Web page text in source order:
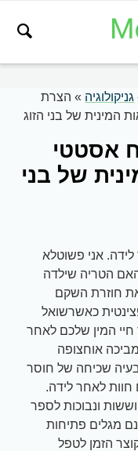
גניקולוגיה » הצרת
המינית של בני הזוג
אסטטי
של בני
לידה. אני פשוטלא
הטריה שילדה
חוזרת השקם
כאשרשואל
המין שלכם לאחר
אוחצופה
שכיחה של חוסר
לאחר לידה.
ונבוכות לספר
מגלים פתיחות
הזמן לטפל